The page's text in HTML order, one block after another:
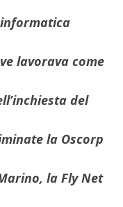
lavorava come
del
la Oscorp
la Fly Net